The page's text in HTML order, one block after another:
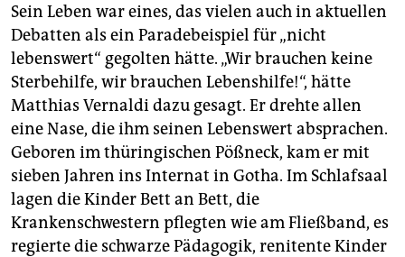
Sein Leben war eines, das vielen auch in aktuellen
Debatten als ein Paradebeispiel für „nicht
lebenswert“ gegolten hätte. „Wir brauchen keine
Sterbehilfe, wir brauchen Lebenshilfe!“, hätte
Matthias Vernaldi dazu gesagt. Er drehte allen
eine Nase, die ihm seinen Lebenswert absprachen.
Geboren im thüringischen Pößneck, kam er mit
sieben Jahren ins Internat in Gotha. Im Schlafsaal
lagen die Kinder Bett an Bett, die
Krankenschwestern pflegten wie am Fließband, es
regierte die schwarze Pädagogik, renitente Kinder